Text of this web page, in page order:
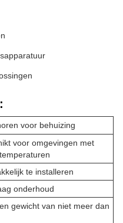
voor behuizing
voor omgevingen met
te installeren
onderhoud
gewicht van niet meer dan